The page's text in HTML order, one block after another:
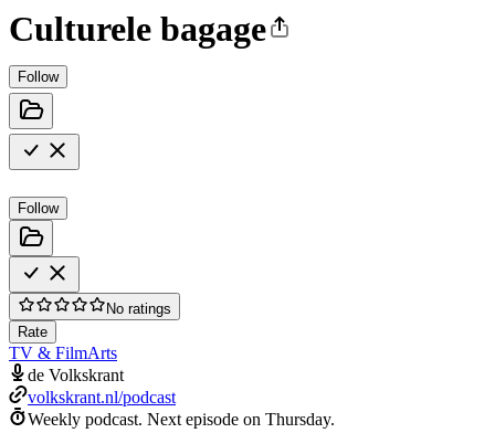
Culturele bagage
Follow
Follow
No ratings
Rate
TV & FilmArts
de Volkskrant
volkskrant.nl/podcast
Weekly podcast. Next episode on Thursday.